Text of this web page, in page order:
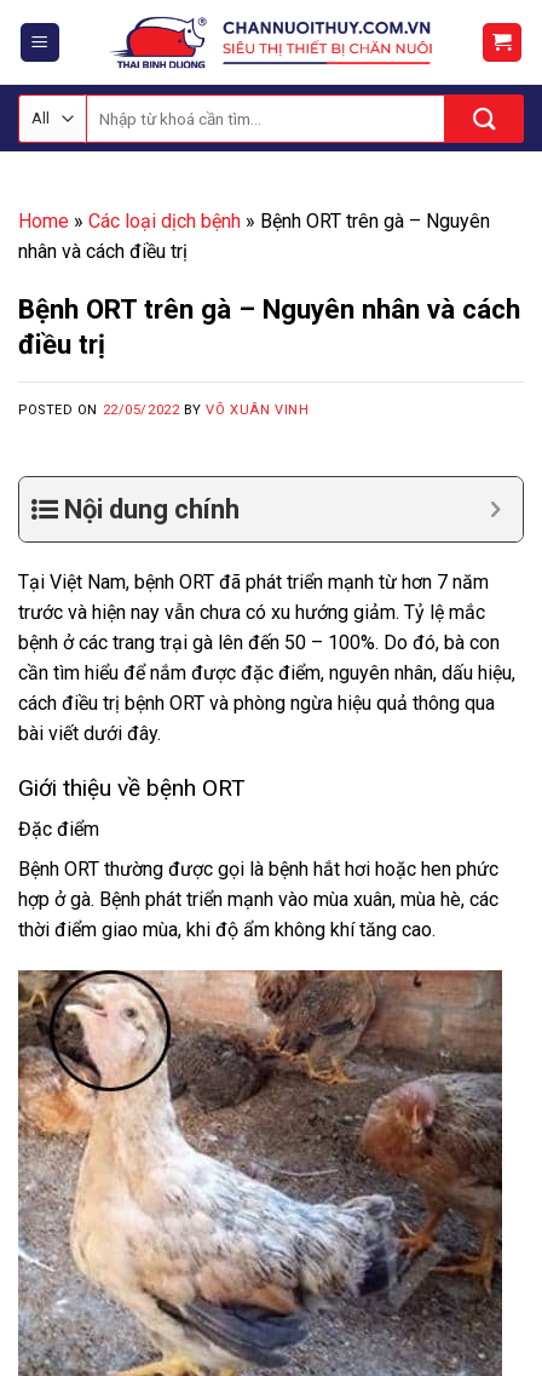
kiếm:
Home » Các loại dịch bệnh » Bệnh ORT trên gà – Nguyên
nhân và cách điều trị
Bệnh ORT trên gà – Nguyên nhân và cách
điều trị
POSTED ON 22/05/2022 BYVÕ XUÂN VINH
Nội dung chính
Tại Việt Nam, bệnh ORT đã phát triển mạnh từ hơn 7 năm
trước và hiện nay vẫn chưa có xu hướng giảm. Tỷ lệ mắc
bệnh ở các trang trại gà lên đến 50 – 100%. Do đó, bà con
cần tìm hiểu để nắm được đặc điểm, nguyên nhân, dấu hiệu,
cách điều trị bệnh ORT và phòng ngừa hiệu quả thông qua
bài viết dưới đây.
Giới thiệu về bệnh ORT
Đặc điểm
Bệnh ORT thường được gọi là bệnh hắt hơi hoặc hen phức
hợp ở gà. Bệnh phát triển mạnh vào mùa xuân, mùa hè, các
thời điểm giao mùa, khi độ ẩm không khí tăng cao.